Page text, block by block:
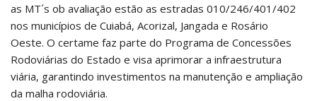
as MT´s ob avaliação estão as estradas 010/246/401/402
nos municípios de Cuiabá, Acorizal, Jangada e Rosário
Oeste. O certame faz parte do Programa de Concessões
Rodoviárias do Estado e visa aprimorar a infraestrutura
viária, garantindo investimentos na manutenção e ampliação
da malha rodoviária.